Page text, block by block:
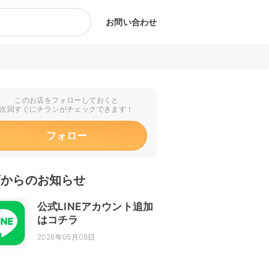
お問い合わせ
このお店をフォローしておくと
次回すぐにチラシがチェックできます！
フォロー
らのお知らせ
公式LINEアカウント追加
はコチラ
2026年05月08日